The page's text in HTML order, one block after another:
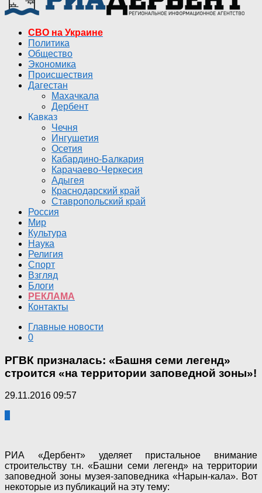
СВО на Украине
Политика
Общество
Экономика
Происшествия
Дагестан
Махачкала
Дербент
Кавказ
Чечня
Ингушетия
Осетия
Кабардино-Балкария
Карачаево-Черкесия
Адыгея
Краснодарский край
Ставропольский край
Россия
Мир
Культура
Наука
Религия
Спорт
Взгляд
Блоги
РЕКЛАМА
Контакты
Главные новости
0
РГВК призналась: «Башня семи легенд»
строится «на территории заповедной зоны»!
29.11.2016 09:57
РИА «Дербент» уделяет пристальное внимание
строительству т.н. «Башни семи легенд» на территории
заповедной зоны музея-заповедника «Нарын-кала». Вот
некоторые из публикаций на эту тему: